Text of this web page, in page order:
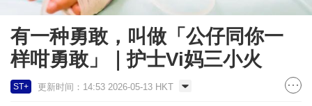
有一种勇敢，叫做「公仔同你一
样咁勇敢」｜护士Vi妈三小火
ST+ 更新时间：14:53 2026-05-13 HKT